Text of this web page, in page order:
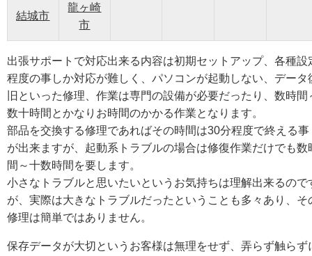
結城市
龍ヶ崎
市
出張サポートで対応出来る内容は初期セットアップ、各種設
程度の事しか対応が難しく、パソコンが起動しない、データ
旧といった修理、作業は専門の設備が必要だったり、数時間
数十時間とかなりお時間のかかる作業となります。
部品を交換する修理であればその時間は30分程度で終える事
が出来ますが、起動系トラブルの場合は修復作業だけでも数
間～十数時間を要します。
小さなトラブルと思いたいというお気持ちは理解出来るので
が、実際は大きなトラブルだったということも多々あり、そ
修理は簡単ではありません。
保存データが大切というお客様は無理をせず、弄らず触らず